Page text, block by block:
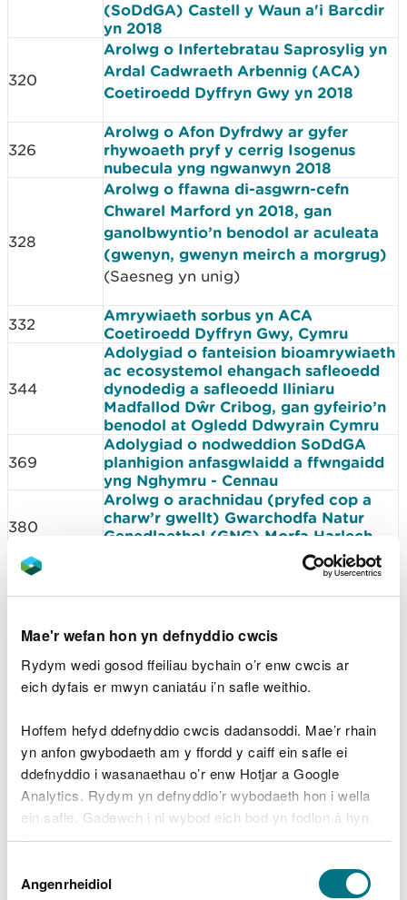
Mae'r wefan hon yn defnyddio cwcis
Rydym wedi gosod ffeiliau bychain o’r enw cwcis ar
eich dyfais er mwyn caniatáu i’n safle weithio.
Hoffem hefyd ddefnyddio cwcis dadansoddi. Mae’r rhain
yn anfon gwybodaeth am y ffordd y caiff ein safle ei
ddefnyddio i wasanaethau o’r enw Hotjar a Google
Analytics. Rydym yn defnyddio’r wybodaeth hon i wella
ein safle. Gadewch i ni wybod eich bod yn fodlon â hyn.
Byddwn yn defnyddio cwci i gadw eich dewis.
Gellirdarllen mwy am ein cwcis cyn i chi ddewis.
Caniatâd
Angenrheidiol
(SoDdGA) Castell y Waun a'i Barcdir
yn 2018
320
Arolwg o Infertebratau Saprosylig yn
Ardal Cadwraeth Arbennig (ACA)
Coetiroedd Dyffryn Gwy yn 2018
326
Arolwg o Afon Dyfrdwy ar gyfer
rhywoaeth pryf y cerrig Isogenus
nubecula yng ngwanwyn 2018
328
Arolwg o ffawna di-asgwrn-cefn
Chwarel Marford yn 2018, gan
ganolbwyntio’n benodol ar aculeata
(gwenyn, gwenyn meirch a morgrug)
(Saesneg yn unig)
332
Amrywiaeth sorbus yn ACA
Coetiroedd Dyffryn Gwy, Cymru
344
Adolygiad o fanteision bioamrywiaeth
ac ecosystemol ehangach safleoedd
dynodedig a safleoedd lliniaru
Madfallod Dŵr Cribog, gan gyfeirio’n
benodol at Ogledd Ddwyrain Cymru
369
Adolygiad o nodweddion SoDdGA
planhigion anfasgwlaidd a ffwngaidd
yng Nghymru - Cennau
380
Arolwg o arachnidau (pryfed cop a
charw’r gwellt) Gwarchodfa Natur
Genedlaethol (GNG) Morfa Harlech,
(Saesneg yn unig)
Arolwg o gasgliadau o bryfaid
– Twyni Ynyslas yn 2019
unig)
382
Arolwg o gasgliadau o Hymenoptera
colynnog a Diptera yn GNG Morfa
Dyffryn a GNG Morfa Harlech, 2018 a
395
Asesiad o'r falwen droellog ceg gul
Vertigo angustior yng Ngwarchodfa
Natur Genedlaethol Twyni Whiteford,
Hydref 2018(Saesneg yn unig)
Arolygon ar gyfer malwen droellog
Geyer Vertigo geyeri ar SoDdGA Cors
Erddreiniog a SoDdGA Cors Geirch ac
ar gyfer malwen droellog Desmoulin
Vertigo moulinsiana ar SoDdGA Cors